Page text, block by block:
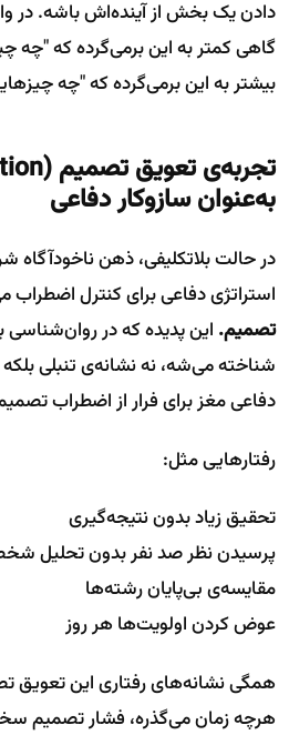
دادن یک بخش از آینده‌اش باشه. در
گاهی کمتر به این برمی‌گرده که "چه
بیشتر به این برمی‌گرده که "چه
تجربه‌ی تعویق تصمیم(Procrastination)
به‌عنوان سازوکار دفاعی
در حالت بلاتکلیفی، ذهن ناخودآگاه
استراتژی دفاعی برای کنترل اضطراب
تصمیم. این پدیده که در روان‌شناسی
شناخته می‌شه، نه نشانه‌ی تنبلی
دفاعی مغز برای فرار از اضطراب
رفتارهایی مثل:
تحقیق زیاد بدون نتیجه‌گیری
پرسیدن نظر صد نفر بدون تحلیل
مقایسه‌ی بی‌پایان رشته‌ها
عوض کردن اولویت‌ها هر روز
همگی نشانه‌های رفتاری این تعویق
هرچه زمان می‌گذره، فشار تصمیم